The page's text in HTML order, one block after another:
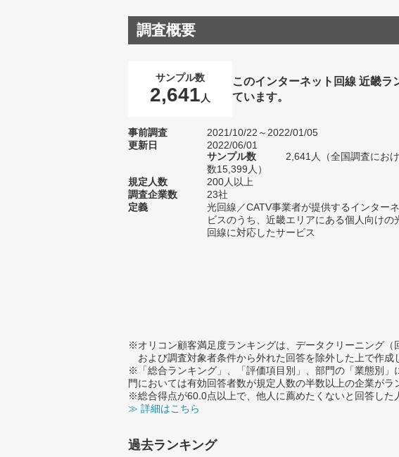
調査概要
サンプル数
2,641 人
このインターネット回線 近畿
ています。
事前調査
2021/10/22～2022/01/05
更新日
2022/06/01
サンプル数
2,641人（全国調査にお
数15,399人）
規定人数
200人以上
調査企業数
23社
定義
光回線／CATV事業者が提供するインター
ビスのうち、近畿エリアにある個人向けの
回線に対応したサービス
※オリコン顧客満足度ランキングは、データクリーニング（
および調査対象者条件から外れた回答を除外した上で作成
※「総合ランキング」、「評価項目別」、部門の「業態別
門においては有効回答者数が規定人数の半数以上の企業がラ
※総合得点が60.0点以上で、他人に薦めたくないと回答した
≫ 詳細はこちら
過去ランキング